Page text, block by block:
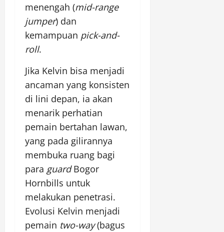
menengah (mid-range
jumper) dan
kemampuan pick-and-
roll.
Jika Kelvin bisa menjadi
ancaman yang konsisten
di lini depan, ia akan
menarik perhatian
pemain bertahan lawan,
yang pada gilirannya
membuka ruang bagi
para guardBogor
Hornbills untuk
melakukan penetrasi.
Evolusi Kelvin menjadi
pemain two-way(bagus